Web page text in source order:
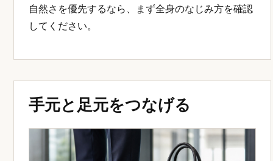
自然さを優先するなら、まず全身のなじみ方を確認
してください。
手元と足元をつなげる